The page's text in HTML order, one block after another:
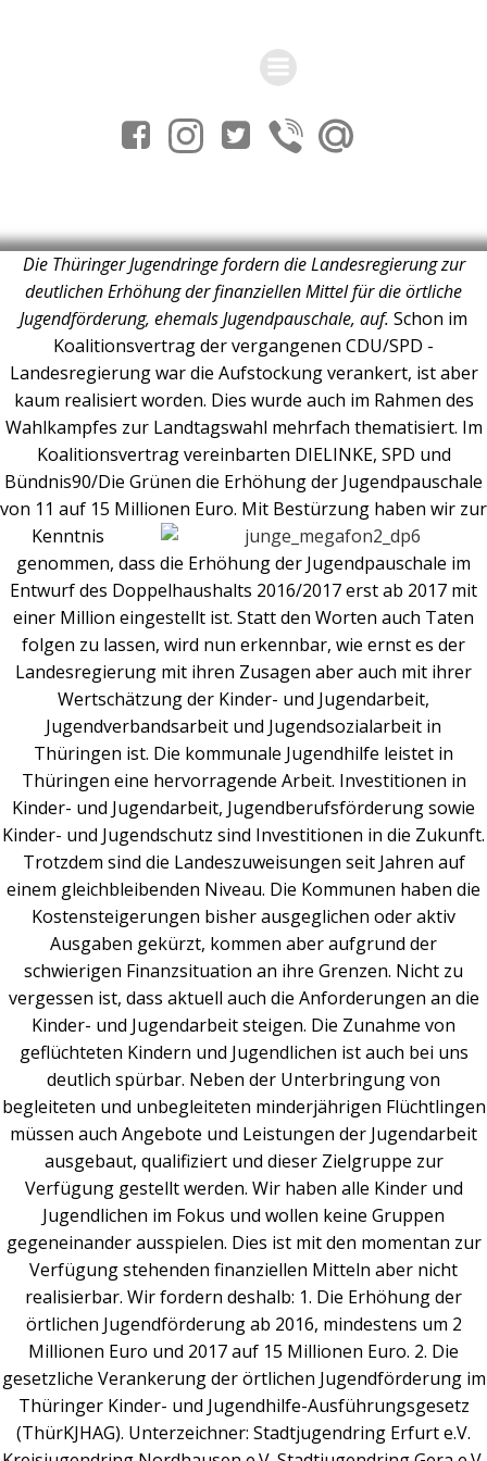
springen
Die Thüringer Jugendringe fordern die Landesregierung zur
deutlichen Erhöhung der finanziellen Mittel für die örtliche
Jugendförderung, ehemals Jugendpauschale, auf. Schon im
Koalitionsvertrag der vergangenen CDU/SPD -
Landesregierung war die Aufstockung verankert, ist aber
kaum realisiert worden. Dies wurde auch im Rahmen des
Wahlkampfes zur Landtagswahl mehrfach thematisiert. Im
Koalitionsvertrag vereinbarten DIELINKE, SPD und
Bündnis90/Die Grünen die Erhöhung der Jugendpauschale
von 11 auf 15 Millionen Euro. Mit Bestürzung haben wir zur
Kenntnis
genommen, dass die Erhöhung der Jugendpauschale im
Entwurf des Doppelhaushalts 2016/2017 erst ab 2017 mit
einer Million eingestellt ist. Statt den Worten auch Taten
folgen zu lassen, wird nun erkennbar, wie ernst es der
Landesregierung mit ihren Zusagen aber auch mit ihrer
Wertschätzung der Kinder- und Jugendarbeit,
Jugendverbandsarbeit und Jugendsozialarbeit in
Thüringen ist. Die kommunale Jugendhilfe leistet in
Thüringen eine hervorragende Arbeit. Investitionen in
Kinder- und Jugendarbeit, Jugendberufsförderung sowie
Kinder- und Jugendschutz sind Investitionen in die Zukunft.
Trotzdem sind die Landeszuweisungen seit Jahren auf
einem gleichbleibenden Niveau. Die Kommunen haben die
Kostensteigerungen bisher ausgeglichen oder aktiv
Ausgaben gekürzt, kommen aber aufgrund der
schwierigen Finanzsituation an ihre Grenzen. Nicht zu
vergessen ist, dass aktuell auch die Anforderungen an die
Kinder- und Jugendarbeit steigen. Die Zunahme von
geflüchteten Kindern und Jugendlichen ist auch bei uns
deutlich spürbar. Neben der Unterbringung von
begleiteten und unbegleiteten minderjährigen Flüchtlingen
müssen auch Angebote und Leistungen der Jugendarbeit
ausgebaut, qualifiziert und dieser Zielgruppe zur
Verfügung gestellt werden. Wir haben alle Kinder und
Jugendlichen im Fokus und wollen keine Gruppen
gegeneinander ausspielen. Dies ist mit den momentan zur
Verfügung stehenden finanziellen Mitteln aber nicht
realisierbar. Wir fordern deshalb: 1. Die Erhöhung der
örtlichen Jugendförderung ab 2016, mindestens um 2
Millionen Euro und 2017 auf 15 Millionen Euro. 2. Die
gesetzliche Verankerung der örtlichen Jugendförderung im
Thüringer Kinder- und Jugendhilfe-Ausführungsgesetz
(ThürKJHAG). Unterzeichner: Stadtjugendring Erfurt e.V.